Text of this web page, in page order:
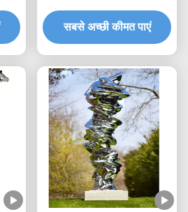
मूर्तिकला
सबसे अच्छी कीमत पाएं